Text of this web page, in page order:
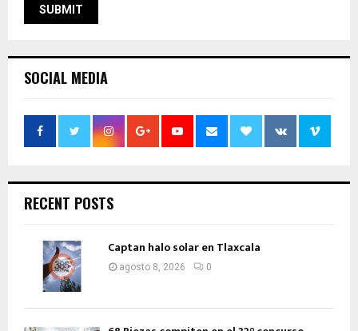
SOCIAL MEDIA
RECENT POSTS
Captan halo solar en Tlaxcala
agosto 8, 2026 0